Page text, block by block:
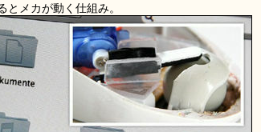
とメカが動く仕組み。